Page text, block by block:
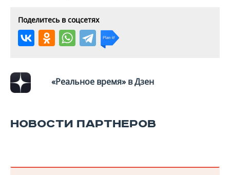
Поделитесь в соцсетях
«Реальное время» в Дзен
НОВОСТИ ПАРТНЕРОВ